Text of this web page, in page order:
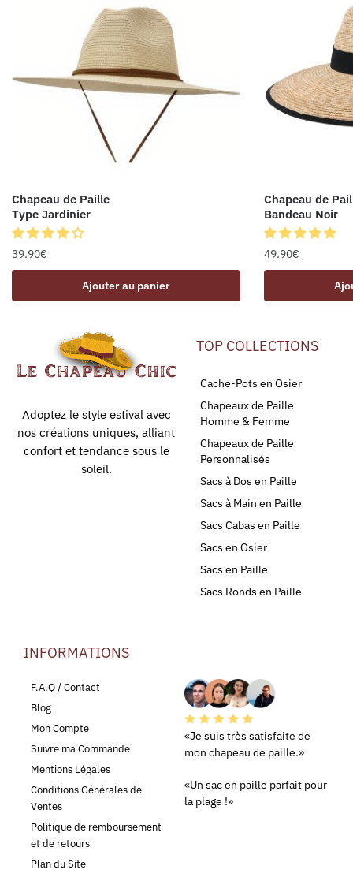
Chapeau de Paille
Type Jardinier
39.90€
Ajouter au panier
Chapeau de
Bandeau Noir
49.90€
Adoptez le style estival avec
nos créations uniques, alliant
confort et tendance sous le
soleil.
TOP COLLECTIONS
Cache-Pots en Osier
Chapeaux de Paille
Homme & Femme
Chapeaux de Paille
Personnalisés
Sacs à Dos en Paille
Sacs à Main en Paille
Sacs Cabas en Paille
Sacs en Osier
Sacs en Paille
Sacs Ronds en Paille
INFORMATIONS
F.A.Q / Contact
Blog
Mon Compte
Suivre ma Commande
Mentions Légales
Conditions Générales de
Ventes
Politique de remboursement
et de retours
Plan du Site
«Je suis très satisfaite de
mon chapeau de paille.»
«Un sac en paille parfait pour
la plage !»